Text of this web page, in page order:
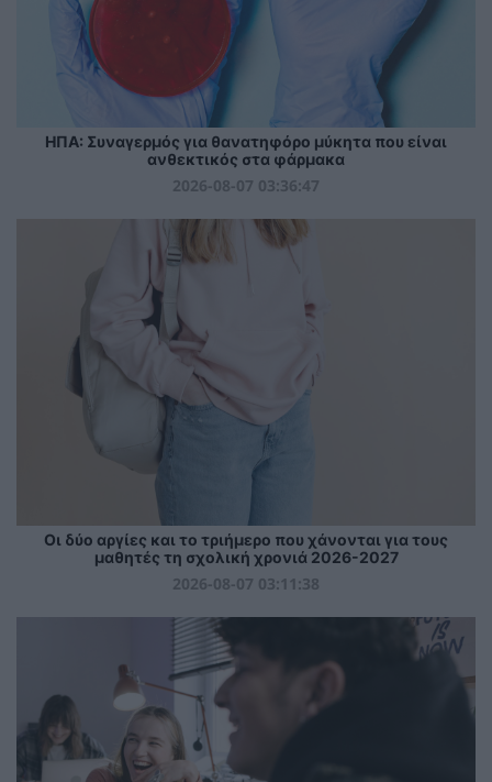
ΗΠΑ: Συναγερμός για θανατηφόρο μύκητα που είναι
ανθεκτικός στα φάρμακα
2026-08-07 03:36:47
Οι δύο αργίες και το τριήμερο που χάνονται για τους
μαθητές τη σχολική χρονιά 2026-2027
2026-08-07 03:11:38